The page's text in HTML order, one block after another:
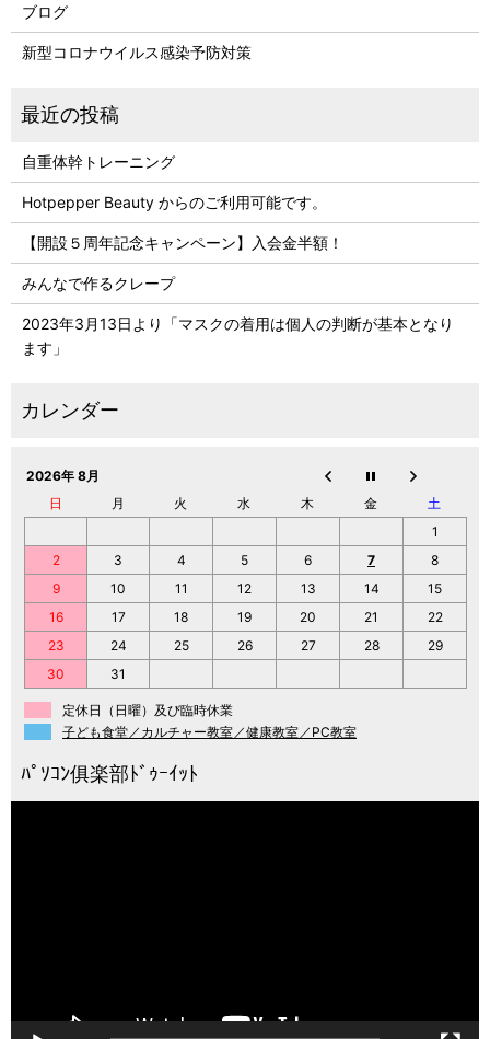
ブログ
新型コロナウイルス感染予防対策
自重体幹トレーニング
Hotpepper Beauty からのご利用可能です。
【開設５周年記念キャンペーン】入会金半額！
みんなで作るクレープ
2023年3月13日より「マスクの着用は個人の判断が基本となり
ます」
2026年 8月
日
月 火 水 木 金
土
1
2
3 4 5 6 7
8
9
10 11 12 13 14
15
16
17 18 19 20 21
22
23
24 25 26 27 28
29
30
31
定休日（日曜）及び臨時休業
子ども食堂／カルチャー教室／健康教室／PC教室